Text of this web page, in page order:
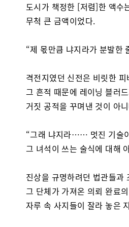
도시가 책정한 [저렴]한 액수
무척 큰 금액이었다.
“제 몫만큼 냐지라가 분발한
격전지였던 신전은 비릿한
그 흔적 때문에 레이닝 블러
거짓 공적을 꾸며낸 것이 아
“그래 냐지라…… 멋진 기술
그 녀석이 쓰는 술식에 대해
진상을 규명하려던 법관들과
그 단체가 가져온 의뢰 완료
자루 속 사지들이 잘라 놓은